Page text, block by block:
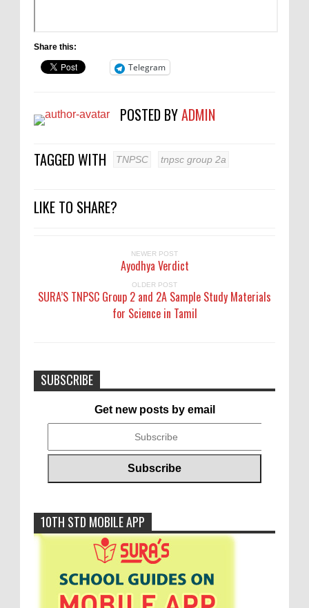
Share this:
Telegram
POSTED BYADMIN
TAGGED WITH TNPSC tnpsc group 2a
LIKE TO SHARE?
NEWER POST
Ayodhya Verdict
OLDER POST
SURA’S TNPSC Group 2 and 2A Sample Study Materials
for Science in Tamil
SUBSCRIBE
Get new posts by email
10TH STD MOBILE APP